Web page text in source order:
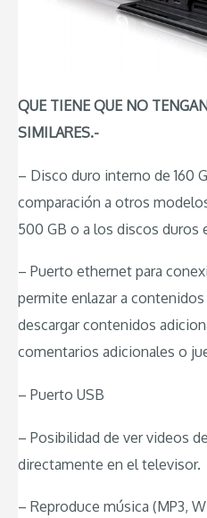
QUE TIENE QUE NO
SIMILARES.-
– Disco duro interno de 160
comparación a otros
500 GB o a los discos duros
– Puerto ethernet para
permite enlazar a
descargar contenidos
comentarios adicionales o
– Puerto USB
– Posibilidad de ver videos
directamente en el televisor.
– Reproduce música (MP3,